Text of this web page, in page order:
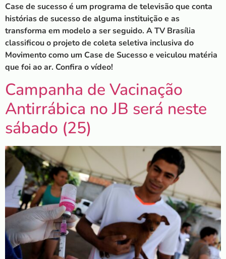
Case de sucesso é um programa de televisão que conta
histórias de sucesso de alguma instituição e as
transforma em modelo a ser seguido. A TV Brasília
classificou o projeto de coleta seletiva inclusiva do
Movimento como um Case de Sucesso e veiculou matéria
que foi ao ar. Confira o vídeo!
Campanha de Vacinação
Antirrábica no JB será neste
sábado (25)